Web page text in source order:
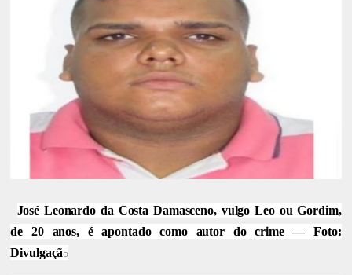
José Leonardo da Costa Damasceno, vulgo Leo ou Gordim,
de 20 anos, é apontado como autor do crime — Foto:
Divulgação